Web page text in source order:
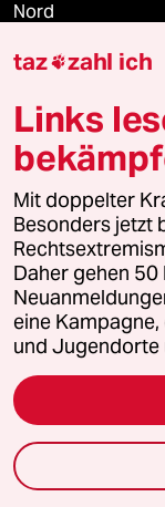
Nord
Wahrheit
Themen
Nahost-Konflikt
USA unter Trump
Gewalt gegen
Hitze
Surfen
taz zahl ich
Links
Mit doppelter
Besonders jetzt
Daher gehen 50
eine
und Jugendorte